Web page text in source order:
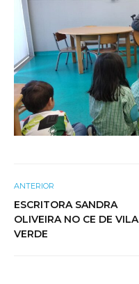
ANTERIOR
ESCRITORA SANDRA
OLIVEIRA NO CE DE VILA
VERDE